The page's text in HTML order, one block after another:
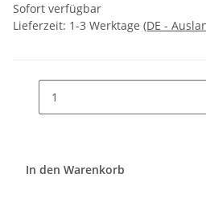
Sofort verfügbar
Lieferzeit: 1-3 Werktage (DE -
In den Warenkorb